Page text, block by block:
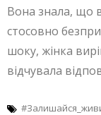
Вона знала, що в
стосовно
шоку, жінка
відчувала